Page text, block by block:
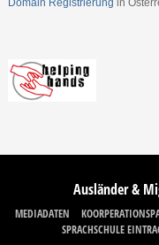
Ausländer &
MEDIADATEN
SPRACHSCHULE